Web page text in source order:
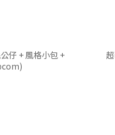
仔 + 風格小包 +